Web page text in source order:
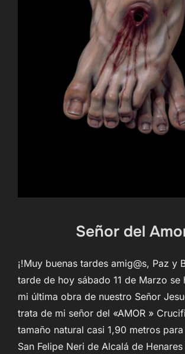
Señor del
¡!Muy buenas tardes amig@s, Paz y
tarde de hoy sábado 11 de Marzo se
mi última obra de nuestro Señor
trata de mi señor del «AMOR »
tamaño natural casi 1,90 metros
San Felipe Neri de Alcalá de